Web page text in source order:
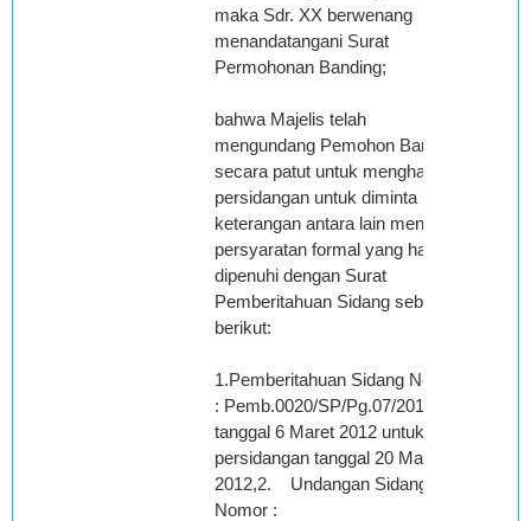
maka Sdr. XX berwenang
menandatangani Surat
Permohonan Banding;
bahwa Majelis telah
mengundang Pemohon Banding
secara patut untuk menghadiri
persidangan untuk diminta
keterangan antara lain mengenai
persyaratan formal yang harus
dipenuhi dengan Surat
Pemberitahuan Sidang sebagai
berikut:
1.Pemberitahuan Sidang Nomor
: Pemb.0020/SP/Pg.07/2012
tanggal 6 Maret 2012 untuk
persidangan tanggal 20 Maret
2012,2. Undangan Sidang
Nomor :